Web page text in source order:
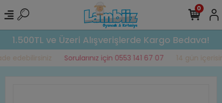
1.500TL ve Üzeri Alışverişlerde Kargo Bedava!
edebilirsiniz Sorularınız için 0553 141 67 07 14 gün
0